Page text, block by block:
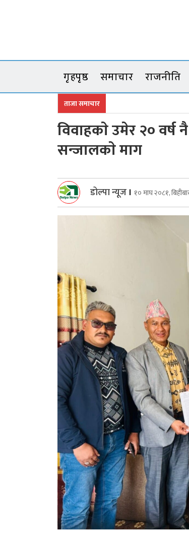
गृहपृष्ठ समाचार राजनीति
ताजा समाचार
विवाहकाे उमेर २० वर्ष
सन्जालकाे माग
डोल्पा न्यूज । १० माघ २०८१,